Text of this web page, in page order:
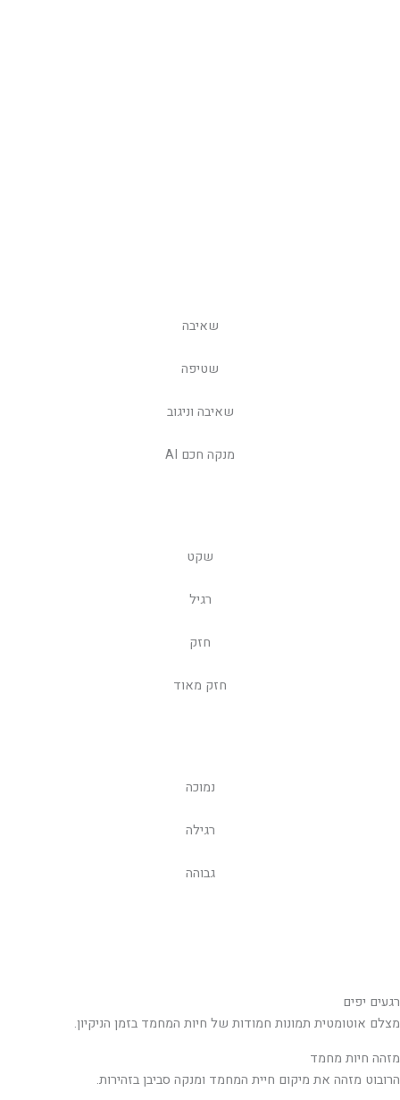
שאיבה
שטיפה
שאיבה וניגוב
מנקה חכם AI
שקט
רגיל
חזק
חזק מאוד
נמוכה
רגילה
גבוהה
רגעים יפים
מצלם אוטומטית תמונות חמודות של חיות המחמד בזמן הניקיון.
מזהה חיות מחמד
הרובוט מזהה את מיקום חיית המחמד ומנקה סביבן בזהירות.